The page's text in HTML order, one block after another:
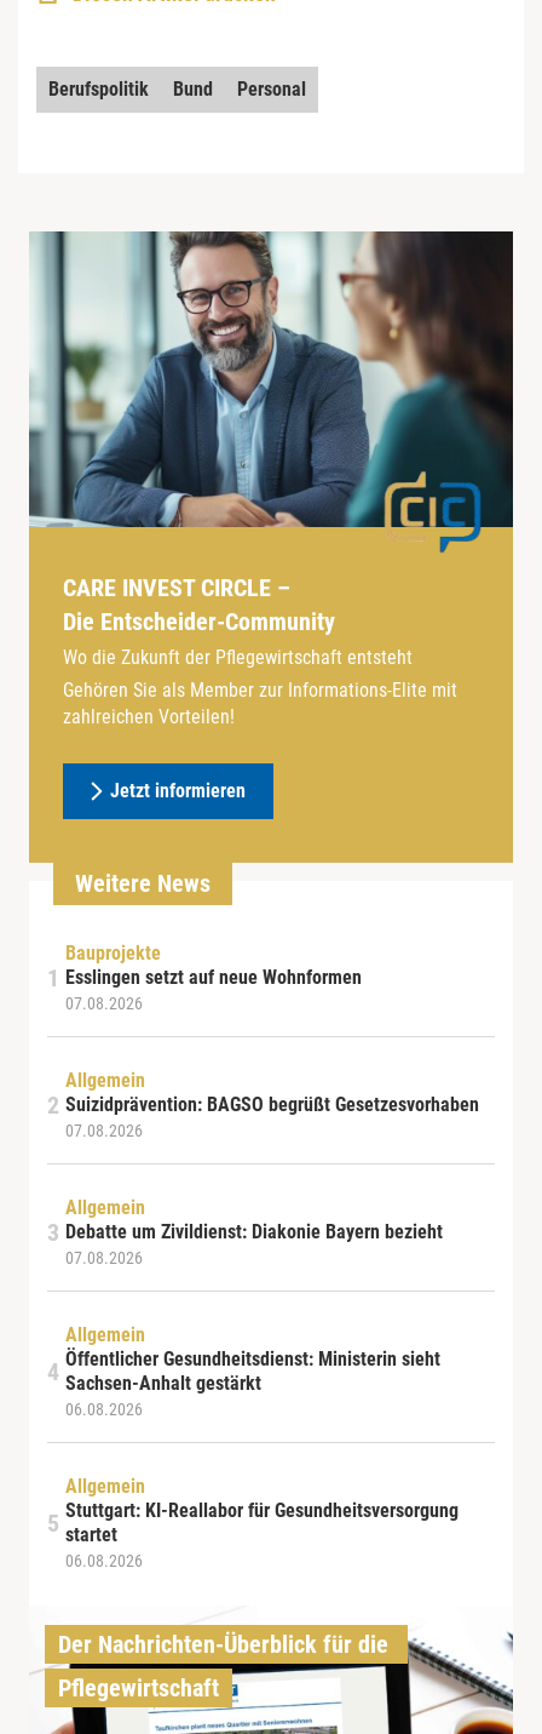
Berufspolitik Bund Personal
CARE INVEST CIRCLE –
Die Entscheider-Community
Wo die Zukunft der Pflegewirtschaft entsteht
Gehören Sie als Member zur Informations-Elite mit
zahlreichen Vorteilen!
Jetzt informieren
Weitere News
Bauprojekte
Esslingen setzt auf neue Wohnformen
07.08.2026
Allgemein
Suizidprävention: BAGSO begrüßt Gesetzesvorhaben
07.08.2026
Allgemein
Debatte um Zivildienst: Diakonie Bayern bezieht
07.08.2026
Allgemein
Öffentlicher Gesundheitsdienst: Ministerin sieht
Sachsen-Anhalt gestärkt
06.08.2026
Allgemein
Stuttgart: KI-Reallabor für Gesundheitsversorgung
startet
06.08.2026
Der Nachrichten-Überblick für die
Pflegewirtschaft